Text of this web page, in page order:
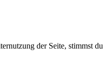
der Seite, stimmst